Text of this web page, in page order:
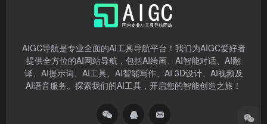
AIGC导航是专业全面的AI工具导航平台！我们为AIGC爱好者
提供全方位的AI网站导航，包括AI绘画、AI智能对话、AI翻
译、AI提示词、AI工具、AI智能写作、AI 3D设计、AI视频及
AI语音服务。探索我们的AI工具，开启您的智能创造之旅！